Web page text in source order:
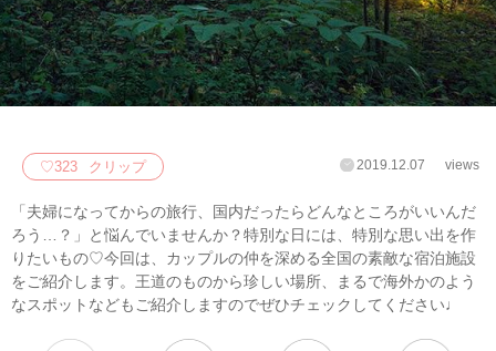
♡323 クリップ 2019.12.07 views
「夫婦になってからの旅行、国内だったらどんなところがいいんだ
ろう…？」と悩んでいませんか？特別な日には、特別な思い出を作
りたいもの♡今回は、カップルの仲を深める全国の素敵な宿泊施設
をご紹介します。王道のものから珍しい場所、まるで海外かのよう
なスポットなどもご紹介しますのでぜひチェックしてください♩